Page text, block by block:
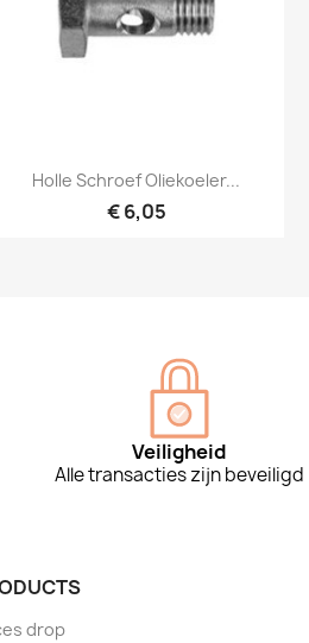
Snel bekijken
Holle Schroef Oliekoeler...
€ 6,05
Veiligheid
Alle transacties zijn beveiligd
drop